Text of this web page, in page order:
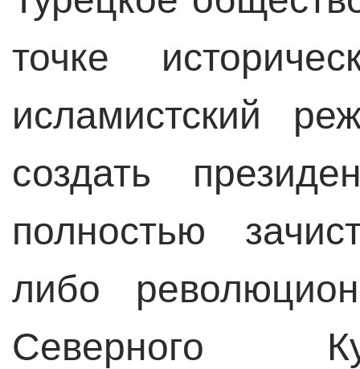
точке
исламистский
создать
полностью
либо
Северного